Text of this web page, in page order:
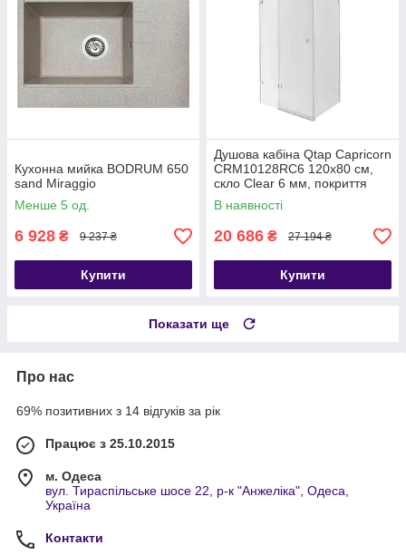
Кухонна мийка BODRUM 650
sand Miraggio
Менше 5 од.
6 928 ₴ 9 237 ₴
Купити
Душова кабіна Qtap Capricorn
CRM10128RC6 120x80 см,
скло Clear 6 мм, покриття
CalcLess без піддона
В наявності
20 686 ₴ 27 194 ₴
Купити
Показати ще
Про нас
69% позитивних з 14 відгуків за рік
Працює з 25.10.2015
м. Одеса
вул. Тираспільське шосе 22, р-к "Анжеліка", Одеса,
Україна
Контакти